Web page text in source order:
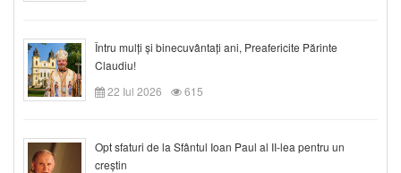
Întru mulți și binecuvântați ani, Preafericite Părinte
Claudiu!
22 Iul 2026
615
Opt sfaturi de la Sfântul Ioan Paul al II-lea pentru un
creștin